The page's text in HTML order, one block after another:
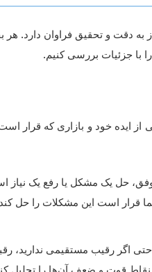
به دقت و تحقیق فراوان دارد.
با جزئیات بررسی کنیم.
از ایده خود و بازاری که قرار
حل یک مشکل یا رفع یک نیاز
است این مشکلات را حل کند.